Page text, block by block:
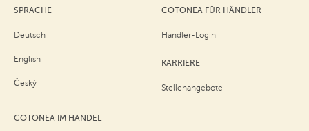
SPRACHE
Deutsch
English
Český
COTONEA IM HANDEL
COTONEA FÜR HÄNDLER
Händler-Login
KARRIERE
Stellenangebote